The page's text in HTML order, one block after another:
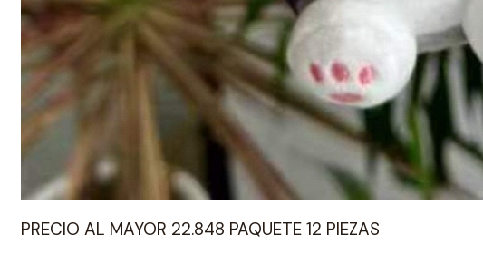
PRECIO AL MAYOR 22.848 PAQUETE 12 PIEZAS